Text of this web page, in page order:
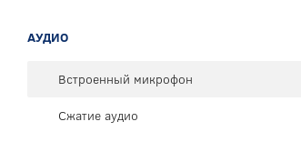
АУДИО
Встроенный микрофон
Сжатие аудио